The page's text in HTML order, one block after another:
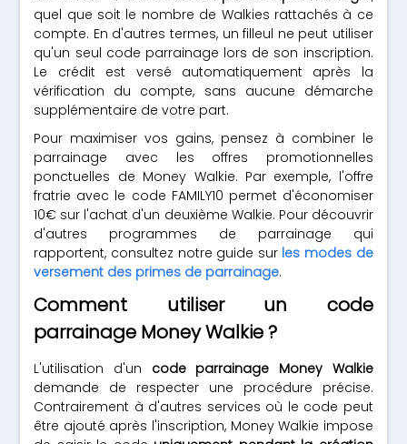
quel que soit le nombre de Walkies rattachés à ce
compte. En d'autres termes, un filleul ne peut utiliser
qu'un seul code parrainage lors de son inscription.
Le crédit est versé automatiquement après la
vérification du compte, sans aucune démarche
supplémentaire de votre part.
Pour maximiser vos gains, pensez à combiner le
parrainage avec les offres promotionnelles
ponctuelles de Money Walkie. Par exemple, l'offre
fratrie avec le code FAMILY10 permet d'économiser
10€ sur l'achat d'un deuxième Walkie. Pour découvrir
d'autres programmes de parrainage qui
rapportent, consultez notre guide sur les modes de
versement des primes de parrainage.
Comment utiliser un code
parrainage Money Walkie ?
L'utilisation d'un code parrainage Money Walkie
demande de respecter une procédure précise.
Contrairement à d'autres services où le code peut
être ajouté après l'inscription, Money Walkie impose